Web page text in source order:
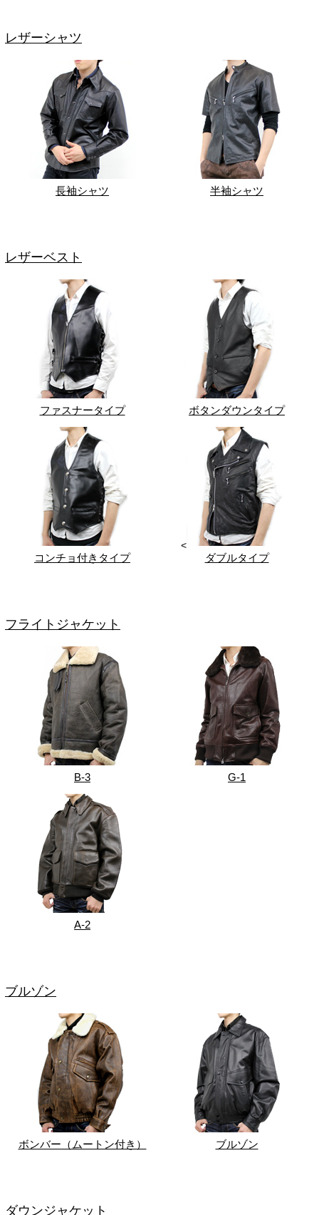
レザーシャツ
長袖シャツ 半袖シャツ
レザーベスト
ファスナータイプ ボタンダウンタイプ
コンチョ付きタイプ
<
ダブルタイプ
フライトジャケット
B-3 G-1
A-2
ブルゾン
ボンバー（ムートン付き） ブルゾン
ダウンジャケット